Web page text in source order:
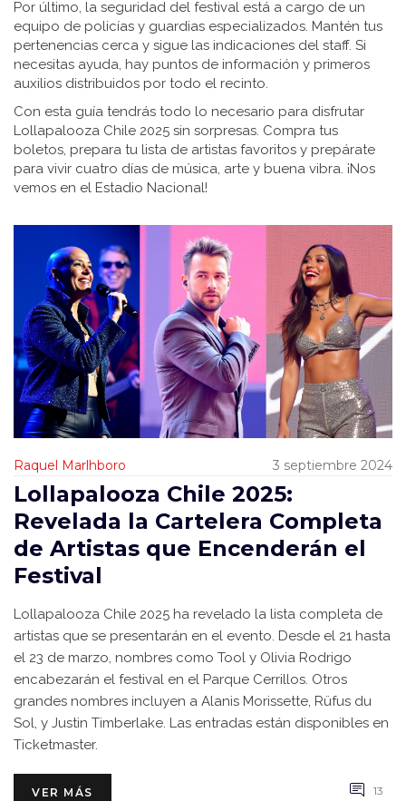
Por último, la seguridad del festival está a cargo de un
equipo de policías y guardias especializados. Mantén tus
pertenencias cerca y sigue las indicaciones del staff. Si
necesitas ayuda, hay puntos de información y primeros
auxilios distribuidos por todo el recinto.
Con esta guía tendrás todo lo necesario para disfrutar
Lollapalooza Chile 2025 sin sorpresas. Compra tus
boletos, prepara tu lista de artistas favoritos y prepárate
para vivir cuatro días de música, arte y buena vibra. ¡Nos
vemos en el Estadio Nacional!
Raquel Marlhboro 3 septiembre 2024
Lollapalooza Chile 2025:
Revelada la Cartelera Completa
de Artistas que Encenderán el
Festival
Lollapalooza Chile 2025 ha revelado la lista completa de
artistas que se presentarán en el evento. Desde el 21 hasta
el 23 de marzo, nombres como Tool y Olivia Rodrigo
encabezarán el festival en el Parque Cerrillos. Otros
grandes nombres incluyen a Alanis Morissette, Rüfus du
Sol, y Justin Timberlake. Las entradas están disponibles en
Ticketmaster.
VER MÁS 13